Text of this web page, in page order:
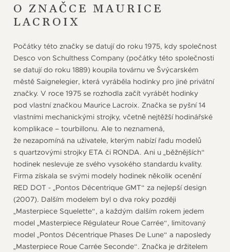
O ZNAČCE MAURICE
LACROIX
Počátky této značky se datují do roku 1975, kdy společnost
Desco von Schulthess Company (počátky této společnosti
se datují do roku 1889) koupila továrnu ve Švýcarském
městě Saignelegier, která vyráběla hodinky pro jiné privátní
značky. V roce 1975 se rozhodla začít vyrábět hodinky
pod vlastní značkou Maurice Lacroix. Značka se pyšní 14
vlastními mechanickými strojky, včetně nejtěžší hodinářské
komplikace – tourbillonu. Ale to neznamená,
že nezapomíná na uživatele, kterým nabízí řadu modelů
s quartzovými strojky ETA či RONDA. Ani u „běžnějších“
hodinek neslevuje ze svého vysokého standardu kvality.
Firma získala se svými modely hodinek několik ocenění
RED DOT - „Pontos Décentrique GMT“ za nejlepší design
(2007). Dalším modelem byl o dva roky později
„Masterpiece Squelette“, a každým dalším rokem jedem
model „Masterpiece Régulateur Roue Carrée“, limitovaný
model „Pontos Décentrique Phases De Lune“ a naposledy
„Masterpiece Roue Carrée Seconde“. Značka je držitelem